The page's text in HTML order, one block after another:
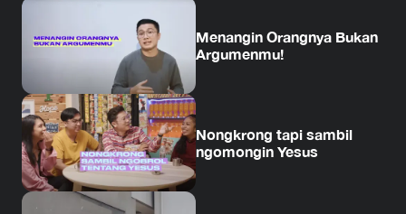
Menangin Orangnya Bukan
Argumenmu!
Nongkrong tapi sambil
ngomongin Yesus